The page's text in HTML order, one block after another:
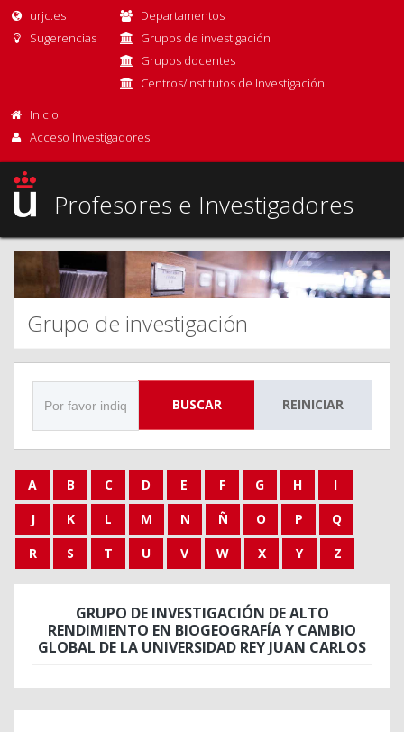
urjc.es
Sugerencias
Departamentos
Grupos de investigación
Grupos docentes
Centros/Institutos de Investigación
Inicio
Acceso Investigadores
Profesores e Investigadores
Grupo de investigación
BUSCAR REINICIAR
A B C D E F G H
I
J
K L M N Ñ O P
Q
R
S T U V W X Y Z
GRUPO DE INVESTIGACIÓN DE ALTO
RENDIMIENTO EN BIOGEOGRAFÍA Y CAMBIO
GLOBAL DE LA UNIVERSIDAD REY JUAN CARLOS